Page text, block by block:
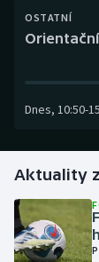
Curling
Florbal
Futsal
Golf
OSTATNÍ
Dnes, 10:50-
Aktuality